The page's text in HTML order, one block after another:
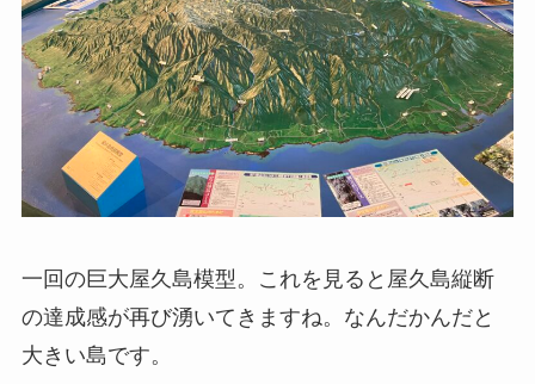
一回の巨大屋久島模型。これを見ると屋久島縦断
の達成感が再び湧いてきますね。なんだかんだと
大きい島です。